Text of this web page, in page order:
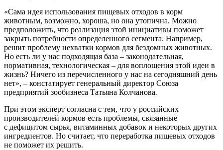
«Сама идея использования пищевых отходов в корм
животным, возможно, хороша, но она утопична. Можно
предположить, что реализация этой инициативы поможет
закрыть потребности определенного сегмента. Например,
решит проблему нехватки кормов для бездомных животных.
Но есть ли у нас подходящая база – законодательная,
нормативная, технологическая – для воплощения этой идеи в
жизнь? Ничего из перечисленного у нас на сегодняшний день
нет», – констатирует генеральный директор Союза
предприятий зообизнеса Татьяна Колчанова.
При этом эксперт согласна с тем, что у российских
производителей кормов есть проблемы, связанные
с дефицитом сырья, витаминных добавок и некоторых других
ингредиентов. Но считает, что переработка пищевых отходов
не поможет их решить.